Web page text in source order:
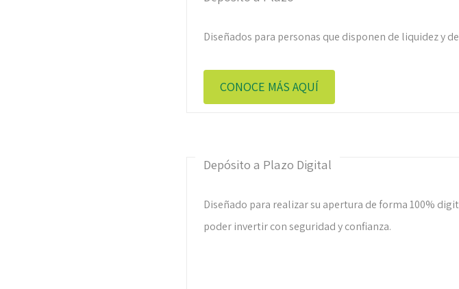
Diseñados para personas que disponen de liquidez y
CONOCE MÁS AQUÍ
Depósito a Plazo Digital
Diseñado para realizar su apertura de forma 100%
poder invertir con seguridad y confianza.